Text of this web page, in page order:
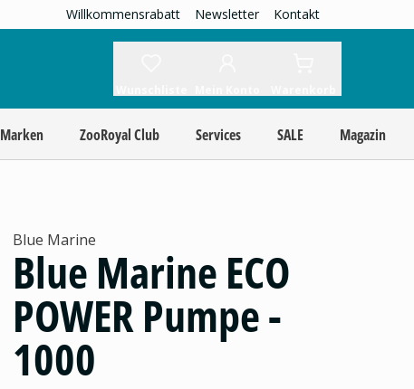
Willkommensrabatt Newsletter Kontakt
ZooRoyal Club Services SALE Magazin
Blue Marine
Blue Marine ECO
POWER Pumpe -
1000